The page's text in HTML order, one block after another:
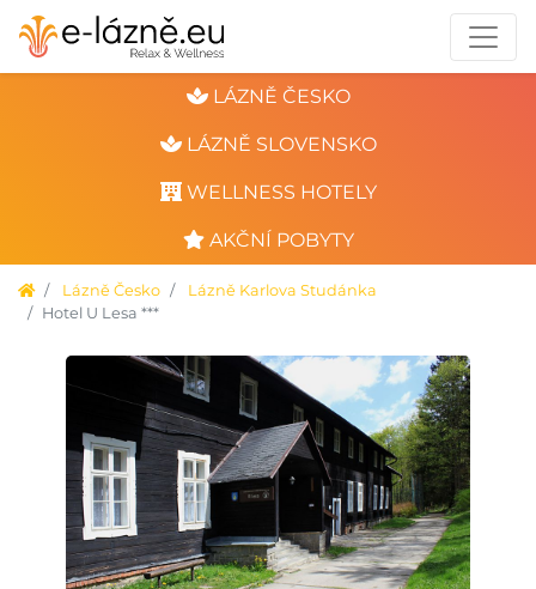
LÁZNĚ ČESKO
LÁZNĚ SLOVENSKO
WELLNESS HOTELY
AKČNÍ POBYTY
Lázně Česko
Lázně Karlova Studánka
Hotel U Lesa ***